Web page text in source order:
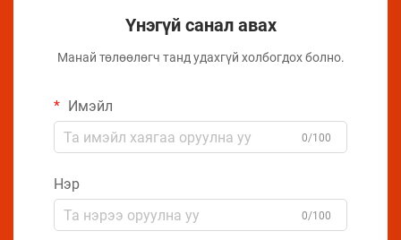
Үнэгүй санал авах
Манай төлөөлөгч танд удахгүй холбогдох болно.
Имэйл
0/100
Нэр
0/100